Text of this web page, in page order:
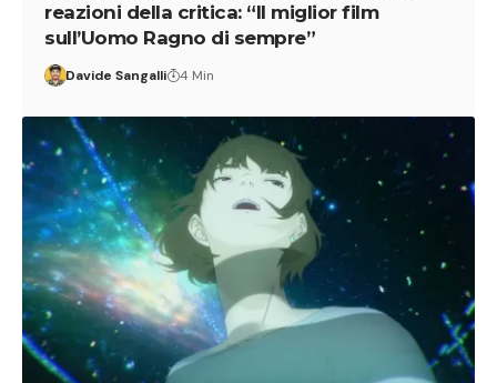
reazioni della critica: “Il miglior film
sull’Uomo Ragno di sempre”
Davide Sangalli 4 Min